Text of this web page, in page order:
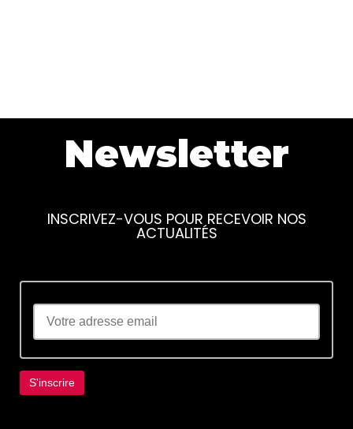
Newsletter
INSCRIVEZ-VOUS POUR RECEVOIR NOS
ACTUALITÉS